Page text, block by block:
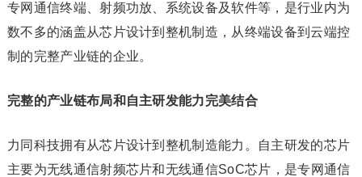
专网通信终端、射频功放、系统设备及软件等，是行业内为
数不多的涵盖从芯片设计到整机制造，从终端设备到云端控
制的完整产业链的企业。
完整的产业链布局和自主研发能力完美结合
力同科技拥有从芯片设计到整机制造能力。自主研发的芯片
主要为无线通信射频芯片和无线通信SoC芯片，是专网通信